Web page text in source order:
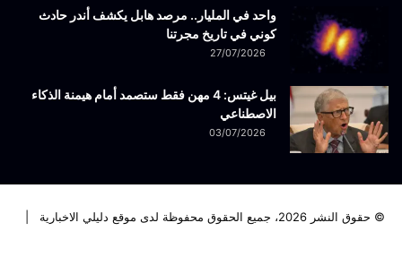
واحد في المليار.. مرصد هابل يكشف أندر حادث
كوني في تاريخ مجرتنا
27/07/2026
بيل غيتس: 4 مهن فقط ستصمد أمام هيمنة الذكاء
الاصطناعي
03/07/2026
© حقوق النشر 2026، جميع الحقوق محفوظة لدى موقع دليلي الاخبارية |